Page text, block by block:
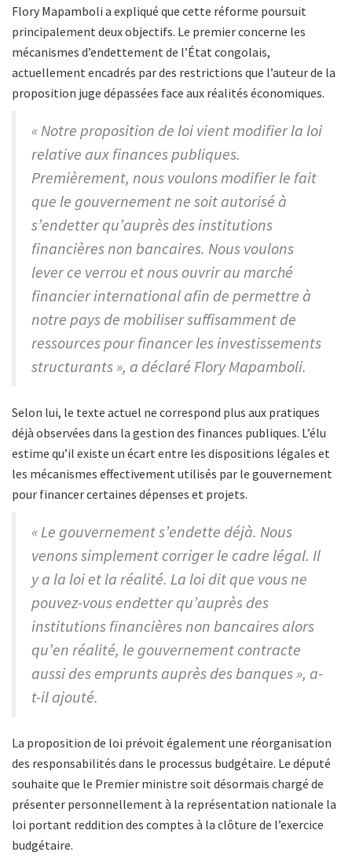
Flory Mapamboli a expliqué que cette réforme poursuit
principalement deux objectifs. Le premier concerne les
mécanismes d’endettement de l’État congolais,
actuellement encadrés par des restrictions que l’auteur de la
proposition juge dépassées face aux réalités économiques.
« Notre proposition de loi vient modifier la loi
relative aux finances publiques.
Premièrement, nous voulons modifier le fait
que le gouvernement ne soit autorisé à
s’endetter qu’auprès des institutions
financières non bancaires. Nous voulons
lever ce verrou et nous ouvrir au marché
financier international afin de permettre à
notre pays de mobiliser suffisamment de
ressources pour financer les investissements
structurants », a déclaré Flory Mapamboli.
Selon lui, le texte actuel ne correspond plus aux pratiques
déjà observées dans la gestion des finances publiques. L’élu
estime qu’il existe un écart entre les dispositions légales et
les mécanismes effectivement utilisés par le gouvernement
pour financer certaines dépenses et projets.
« Le gouvernement s’endette déjà. Nous
venons simplement corriger le cadre légal. Il
y a la loi et la réalité. La loi dit que vous ne
pouvez-vous endetter qu’auprès des
institutions financières non bancaires alors
qu’en réalité, le gouvernement contracte
aussi des emprunts auprès des banques », a-
t-il ajouté.
La proposition de loi prévoit également une réorganisation
des responsabilités dans le processus budgétaire. Le député
souhaite que le Premier ministre soit désormais chargé de
présenter personnellement à la représentation nationale la
loi portant reddition des comptes à la clôture de l’exercice
budgétaire.